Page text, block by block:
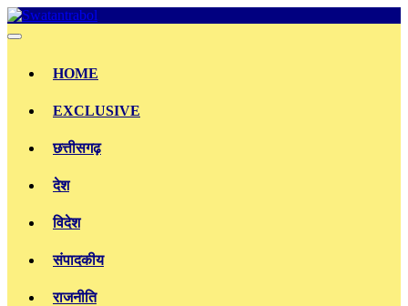
Skip
to
HOME
EXCLUSIVE
छत्तीसगढ़
देश
विदेश
संपादकीय
राजनीति